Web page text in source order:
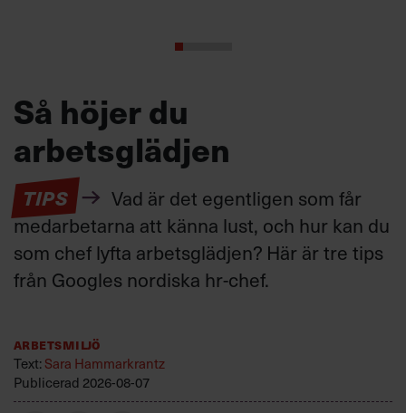
Så höjer du
arbetsglädjen
TIPS
Vad är det egentligen som får
medarbetarna att känna lust, och hur kan du
som chef lyfta arbetsglädjen? Här är tre tips
från Googles nordiska hr-chef.
Arbetsmiljö
Text:Sara Hammarkrantz
Publicerad 2026-08-07